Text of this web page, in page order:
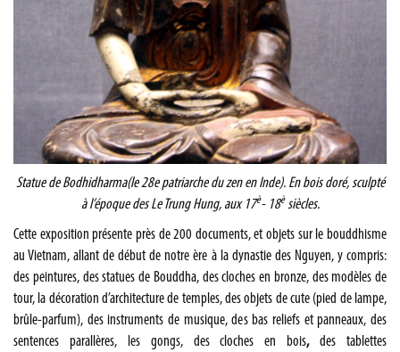
Statue deBodhidharma(le 28e patriarche du zen en Inde). En bois doré, sculpté
àl’époque des Le Trung Hung, aux 17è- 18èsiècles.
Cette exposition présente près de 200 documents, et objets sur le bouddhisme
au Vietnam, allant de début de notre ère à la dynastie des Nguyen, y compris:
des peintures, des statues de Bouddha, des cloches en bronze, des modèles de
tour, la décoration d’architecture de temples, des objets de cute (pied de lampe,
brûle-parfum), des instruments de musique, des bas reliefs et panneaux, des
sentences parallères, les gongs, des cloches en bois,des tablettes